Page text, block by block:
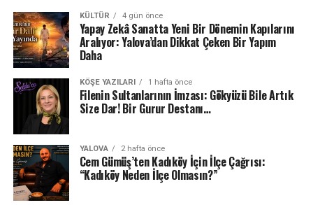
KÜLTÜR 4 gün önce
Yapay Zekâ Sanatta Yeni Bir Dönemin Kapılarını
Aralıyor: Yalova’dan Dikkat Çeken Bir Yapım
Daha
KÖŞE YAZILARI 1 hafta önce
Filenin Sultanlarının İmzası: Gökyüzü Bile Artık
Size Dar! Bir Gurur Destanı…
YALOVA 2 hafta önce
Cem Gümüş’ten Kadıköy İçin İlçe Çağrısı:
“Kadıköy Neden İlçe Olmasın?”